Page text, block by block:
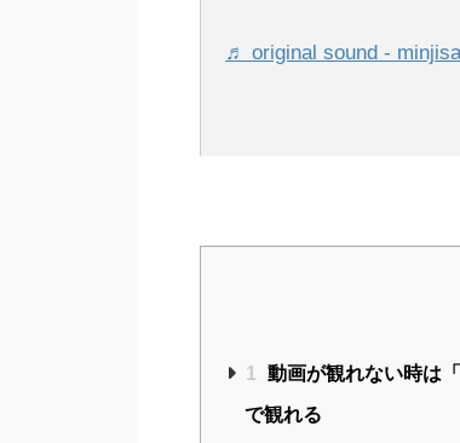
♬ original sound -
1 動画が観れない時は
で観れる